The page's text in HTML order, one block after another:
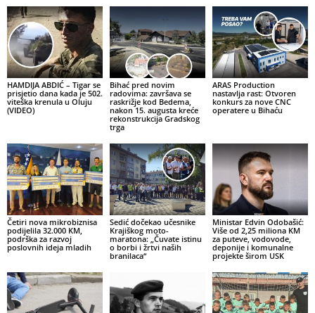
HAMDIJA ABDIĆ – Tigar se
prisjetio dana kada je 502.
viteška krenula u Oluju
(VIDEO)
Bihać pred novim
radovima: završava se
raskrižje kod Bedema,
nakon 15. augusta kreće
rekonstrukcija Gradskog
trga
ARAS Production
nastavlja rast: Otvoren
konkurs za nove CNC
operatere u Bihaću
Četiri nova mikrobiznisa
podijelila 32.000 KM,
podrška za razvoj
poslovnih ideja mladih
Sedić dočekao učesnike
Krajiškog moto-
maratona: „Čuvate istinu
o borbi i žrtvi naših
branilaca“
Ministar Edvin Odobašić:
Više od 2,25 miliona KM
za puteve, vodovode,
deponije i komunalne
projekte širom USK